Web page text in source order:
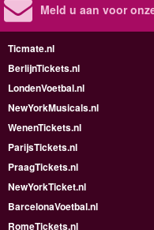
Meld u aan voor
Ticmate.nl
BerlijnTickets.nl
LondenVoetbal.nl
NewYorkMusicals.nl
WenenTickets.nl
ParijsTickets.nl
PraagTickets.nl
NewYorkTicket.nl
BarcelonaVoetbal.nl
RomeTickets.nl